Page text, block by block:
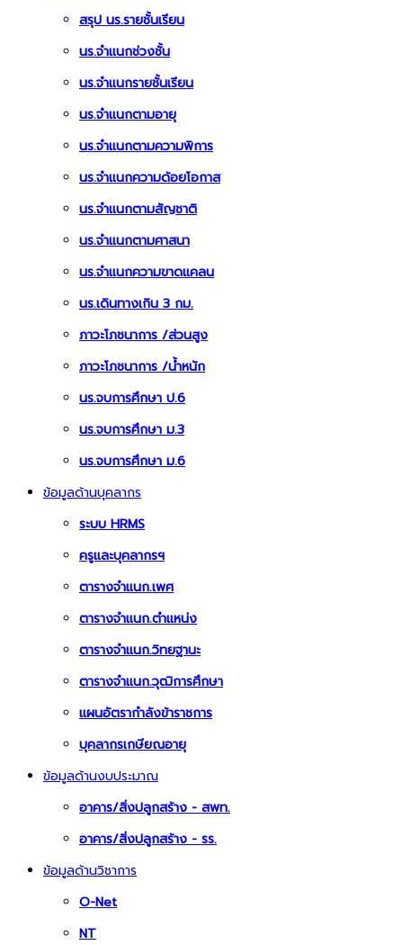
สรุป นร.รายชั้นเรียน
นร.จำแนกช่วงชั้น
นร.จำแนกรายชั้นเรียน
นร.จำแนกตามอายุ
นร.จำแนกตามความพิการ
นร.จำแนกความด้อยโอกาส
นร.จำแนกตามสัญชาติ
นร.จำแนกตามศาสนา
นร.จำแนกความขาดแคลน
นร.เดินทางเกิน 3 กม.
ภาวะโภชนาการ /ส่วนสูง
ภาวะโภชนาการ /น้ำหนัก
นร.จบการศึกษา ป.6
นร.จบการศึกษา ม.3
นร.จบการศึกษา ม.6
ข้อมูลด้านบุคลากร
ระบบ HRMS
ครูและบุคลากรฯ
ตารางจำแนก.เพศ
ตารางจำแนก.ตำแหน่ง
ตารางจำแนก.วิทยฐานะ
ตารางจำแนก.วุฒิการศึกษา
แผนอัตรากำลังข้าราชการ
บุคลากรเกษียณอายุ
ข้อมูลด้านงบประมาณ
อาคาร/สิ่งปลูกสร้าง - สพท.
อาคาร/สิ่งปลูกสร้าง - รร.
ข้อมูลด้านวิชาการ
O-Net
NT